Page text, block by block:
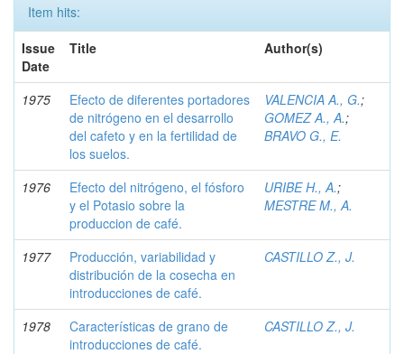
Item hits:
Issue
Date
Title Author(s)
1975
Efecto de diferentes portadores
de nitrógeno en el desarrollo
del cafeto y en la fertilidad de
los suelos.
VALENCIA A., G.;
GOMEZ A., A.;
BRAVO G., E.
1976
Efecto del nitrógeno, el fósforo
y el Potasio sobre la
produccion de café.
URIBE H., A.;
MESTRE M., A.
1977
Producción, variabilidad y
distribución de la cosecha en
introducciones de café.
CASTILLO Z., J.
1978
Características de grano de
introducciones de café.
CASTILLO Z., J.